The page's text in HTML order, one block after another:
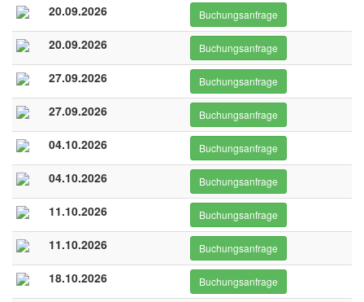
20.09.2026 Buchungsanfrage
20.09.2026 Buchungsanfrage
27.09.2026 Buchungsanfrage
27.09.2026 Buchungsanfrage
04.10.2026 Buchungsanfrage
04.10.2026 Buchungsanfrage
11.10.2026 Buchungsanfrage
11.10.2026 Buchungsanfrage
18.10.2026 Buchungsanfrage